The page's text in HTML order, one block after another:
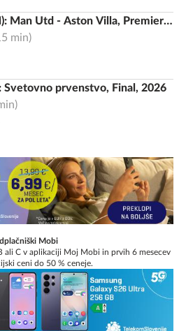
Man Utd - Aston Villa, Premier
min)
Svetovno prvenstvo, Final, 2026
Mobi
ali C v aplikaciji Moj Mobi in prvih 6 mesecev
ceni do 50 % ceneje.